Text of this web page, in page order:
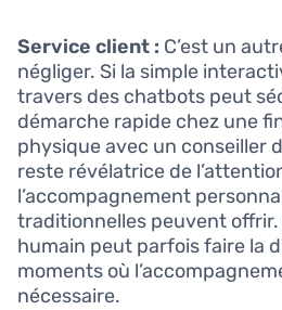
Service client : C’est un
négliger. Si la simple
travers des chatbots peut
démarche rapide chez une
physique avec un conseiller
reste révélatrice de
l’accompagnement
traditionnelles peuvent
humain peut parfois faire la
moments où
nécessaire.